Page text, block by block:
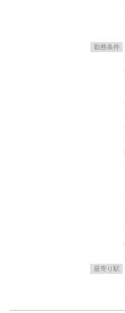
勤務条件
最寄り駅